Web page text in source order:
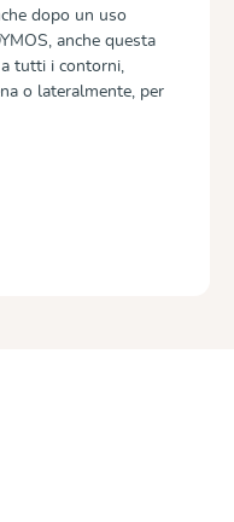
dopo un uso
anche questa
tutti i contorni,
o lateralmente, per